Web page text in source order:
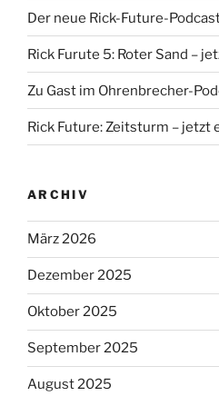
Der neue Rick-Future-
Rick Furute 5: Roter Sand –
Zu Gast im Ohrenbrecher-
Rick Future: Zeitsturm – jetzt
ARCHIV
März 2026
Dezember 2025
Oktober 2025
September 2025
August 2025